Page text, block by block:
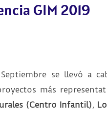
GIM 2019
se llevó a
más
(Centro Infantil),